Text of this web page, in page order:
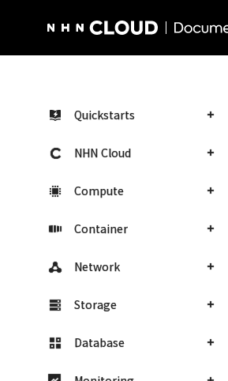
Quickstarts
NHN Cloud
Compute
Container
Network
Storage
Database